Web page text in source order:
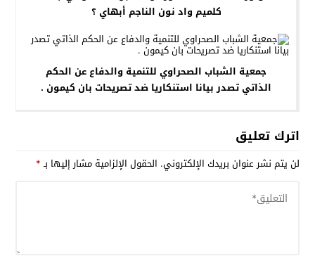
كلميم واد نون الناجم أبهاي ؟
جمعية الشباب الصحراوي للتنمية والدفاع عن الحكم
الذاتي تصدر بيانا استنكاريا ضد تصريحات بان كيمون .
اترك تعليق
لن يتم نشر عنوان بريدك الإلكتروني. الحقول الإلزامية مشار إليها بـ*